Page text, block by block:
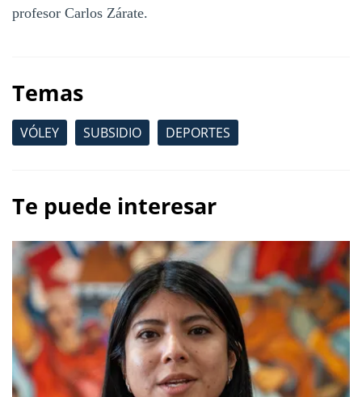
profesor Carlos Zárate.
Temas
VÓLEY SUBSIDIO DEPORTES
Te puede interesar